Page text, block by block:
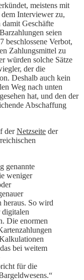
meistens mit
Interviewer zu,
damit Geschäfte
seien
beschlossene Verbot,
Zahlungsmittel zu
würden solche Sätze
der die
Deshalb auch kein
Weg nach unten
hat, und den der
Abschaffung
derNetzseite der
genannte
weniger
heraus. So wird
digitalen
Die enormen
bei weitem
für die